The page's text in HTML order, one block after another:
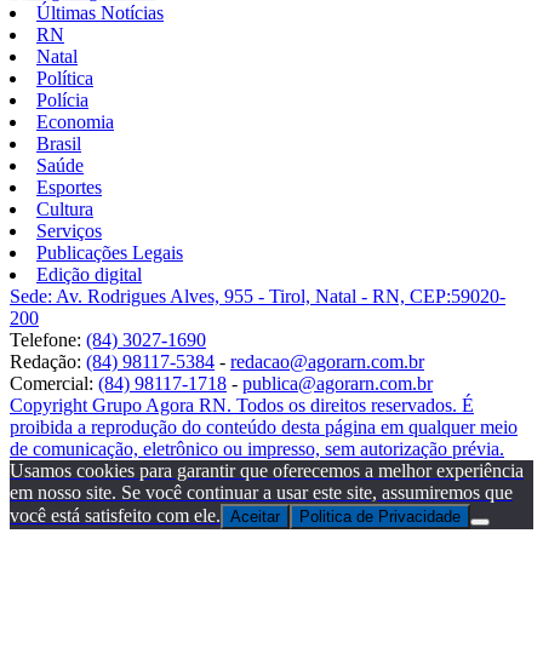
Últimas Notícias
RN
Natal
Política
Polícia
Economia
Brasil
Saúde
Esportes
Cultura
Serviços
Publicações Legais
Edição digital
Sede: Av. Rodrigues Alves, 955 - Tirol, Natal - RN, CEP:59020-
200
Telefone: (84) 3027-1690
Redação: (84) 98117-5384 - redacao@agorarn.com.br
Comercial: (84) 98117-1718 - publica@agorarn.com.br
Copyright Grupo Agora RN. Todos os direitos reservados. É
proibida a reprodução do conteúdo desta página em qualquer meio
de comunicação, eletrônico ou impresso, sem autorização prévia.
Usamos cookies para garantir que oferecemos a melhor experiência
em nosso site. Se você continuar a usar este site, assumiremos que
você está satisfeito com ele. Aceitar Politica de Privacidade